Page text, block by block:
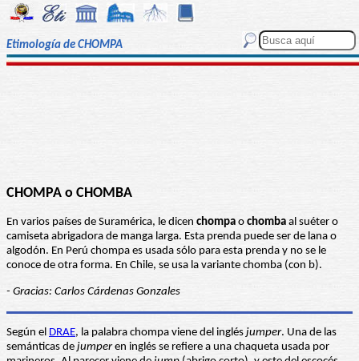
Etimología de CHOMPA
CHOMPA o CHOMBA
En varios países de Suramérica, le dicen chompa o chomba al suéter o
camiseta abrigadora de manga larga. Esta prenda puede ser de lana o
algodón. En Perú chompa es usada sólo para esta prenda y no se le
conoce de otra forma. En Chile, se usa la variante chomba (con b).
- Gracias: Carlos Cárdenas Gonzales
Según el DRAE, la palabra chompa viene del inglés jumper. Una de las
semánticas de jumperen inglés se refiere a una chaqueta usada por